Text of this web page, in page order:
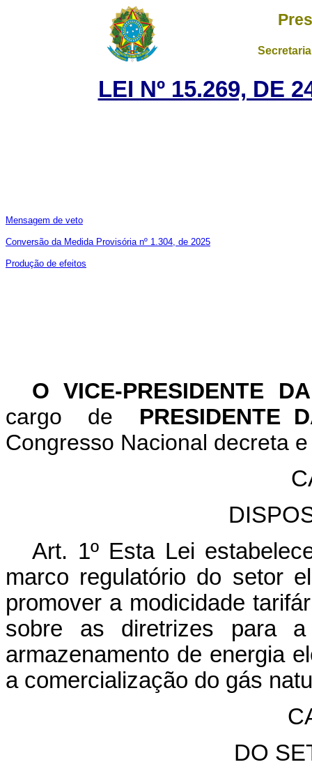
LEI Nº 15.269, DE
Mensagem de veto
Conversão da Medida Provisória nº 1.304, de 2025
Produção de efeitos
O VICE-PRESIDENTE
cargo de PRESIDENTE
Congresso Nacional decreta
Art. 1º Esta Lei
marco regulatório do setor
promover a modicidade
sobre as diretrizes para a
armazenamento de energia
a comercialização do gás
DO